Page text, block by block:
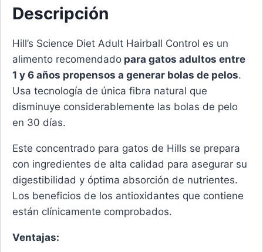
Descripción
Hill’s Science Diet Adult Hairball Control es un
alimento recomendado para gatos adultos entre
1 y 6 años propensos a generar bolas de pelos.
Usa tecnología de única fibra natural que
disminuye considerablemente las bolas de pelo
en 30 días.
Este concentrado para gatos de Hills se prepara
con ingredientes de alta calidad para asegurar su
digestibilidad y óptima absorción de nutrientes.
Los beneficios de los antioxidantes que contiene
están clínicamente comprobados.
Ventajas: